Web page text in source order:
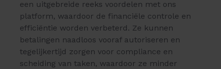
een uitgebreide reeks voordelen met ons
platform, waardoor de financiële controle en
efficiëntie worden verbeterd. Ze kunnen
betalingen naadloos vooraf autoriseren en
tegelijkertijd zorgen voor compliance en
scheiding van taken, waardoor ze minder